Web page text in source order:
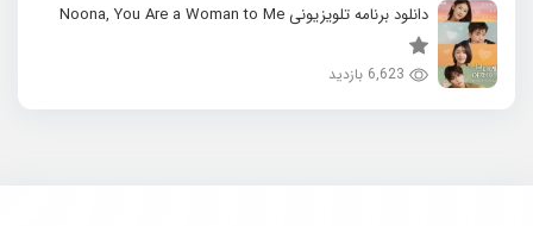
دانلود برنامه تلویزیونی Noona, You Are a Woman to Me
6,623 بازدید